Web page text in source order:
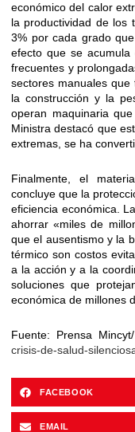
económico del calor
la productividad de los
3% por cada grado
efecto que se
frecuentes y
sectores manuales
la construcción y la
operan maquinaria
Ministra destacó que
extremas, se ha
Finalmente, el
concluye que la
eficiencia económica.
ahorrar «miles de
que el ausentismo y la
térmico son costos
a la acción y a la
soluciones que
económica de millones
Fuente: Prensa Mincyt/
crisis-de-salud-
FACEBOOK
EMAIL